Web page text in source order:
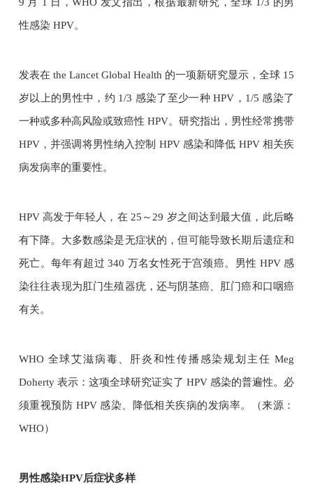
性感染 HPV。
发表在 the Lancet Global Health 的一项新研究显示，全球 15
岁以上的男性中，约 1/3 感染了至少一种 HPV，1/5 感染了
一种或多种高风险或致癌性 HPV。研究指出，男性经常携带
HPV，并强调将男性纳入控制 HPV 感染和降低 HPV 相关疾
病发病率的重要性。
HPV 高发于年轻人，在 25～29 岁之间达到最大值，此后略
有下降。大多数感染是无症状的，但可能导致长期后遗症和
死亡。每年有超过 340 万名女性死于宫颈癌。男性 HPV 感
染往往表现为肛门生殖器疣，还与阴茎癌、肛门癌和口咽癌
有关。
WHO 全球艾滋病毒、肝炎和性传播感染规划主任 Meg
Doherty 表示：这项全球研究证实了 HPV 感染的普遍性。必
须重视预防 HPV 感染、降低相关疾病的发病率。（来源：
WHO）
男性感染HPV后症状多样